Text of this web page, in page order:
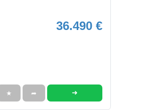
36.490 €
★ ➦ ➜